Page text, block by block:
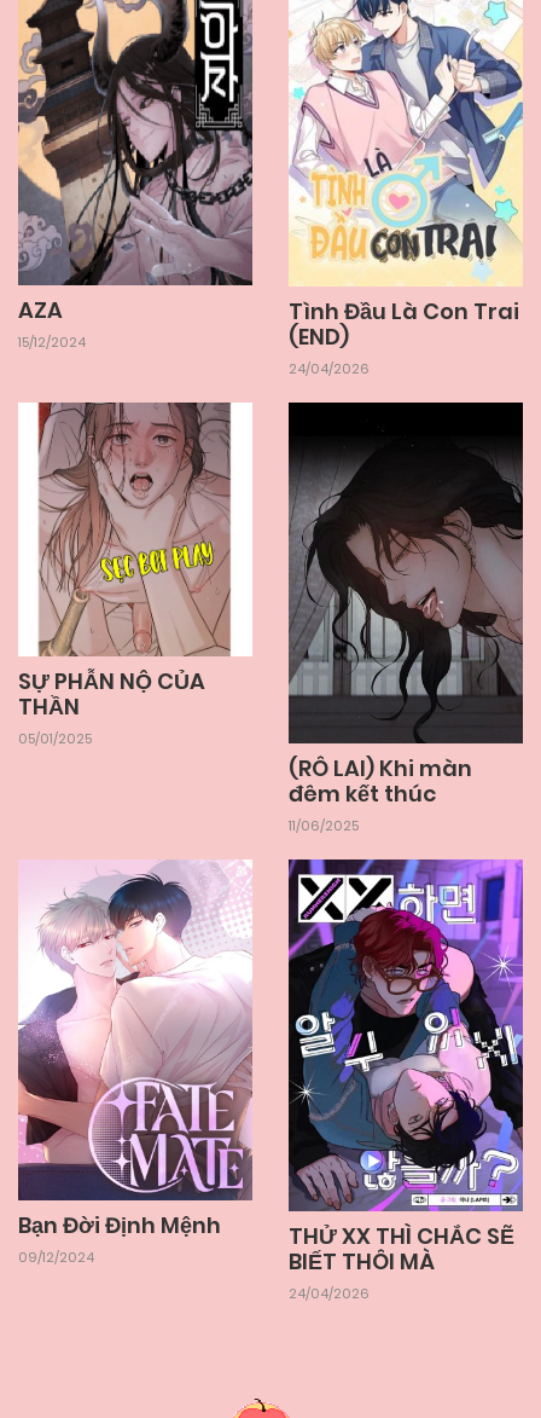
Chapter 5 15/12/2024
Chapter 4 15/12/2024
Chapter 3 15/12/2024
Chapter 2
Chapter 1 15/12/2024
AZA
15/12/2024
Tình Đầu Là Con Trai
(END)
24/04/2026
SỰ PHẪN NỘ CỦA
THẦN
05/01/2025
(RÔ LAI) Khi màn
đêm kết thúc
11/06/2025
Bạn Đời Định Mệnh
09/12/2024
THỬ XX THÌ CHẮC SẼ
BIẾT THÔI MÀ
24/04/2026